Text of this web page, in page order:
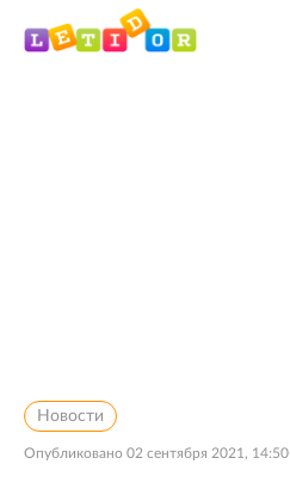
Новости
Опубликовано 02 сентября 2021, 14:50